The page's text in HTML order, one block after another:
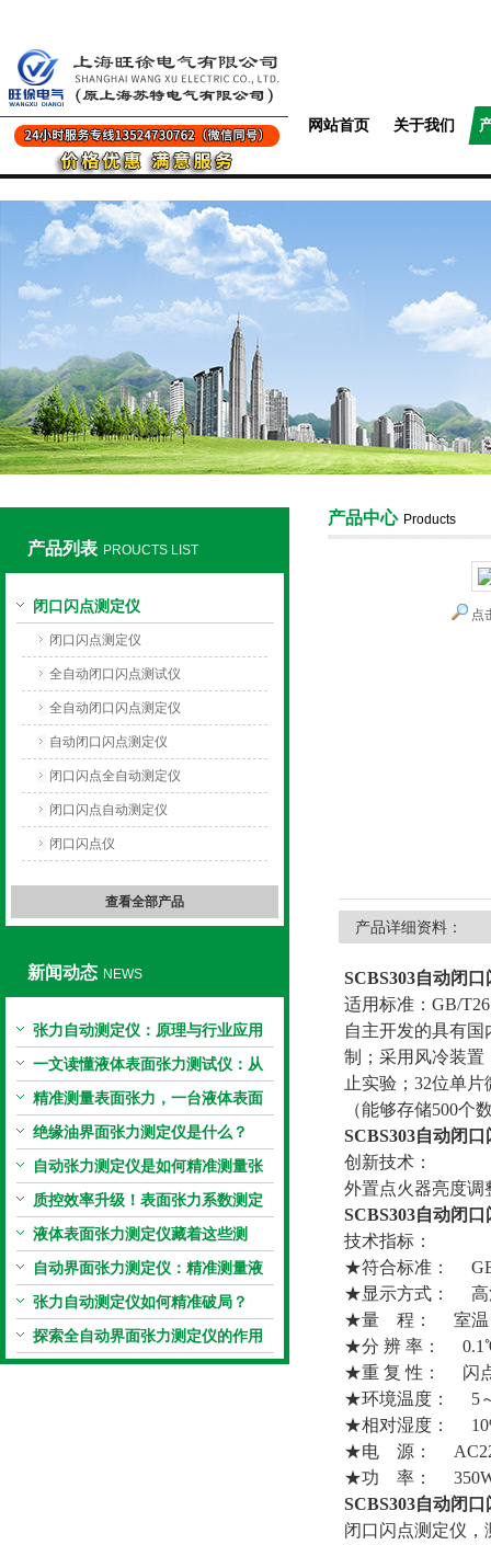
网站首页 关于我们
产品列表 PROUCTS LIST
闭口闪点测定仪
闭口闪点测定仪
全自动闭口闪点测试仪
全自动闭口闪点测定仪
自动闭口闪点测定仪
闭口闪点全自动测定仪
闭口闪点自动测定仪
闭口闪点仪
查看全部产品
新闻动态 NEWS
张力自动测定仪：原理与行业应用
解析
一文读懂液体表面张力测试仪：从
原理到应用全掌握
精准测量表面张力，一台液体表面
张力系数测量仪就够了
绝缘油界面张力测定仪是什么？
自动张力测定仪是如何精准测量张
力的？
质控效率升级！表面张力系数测定
仪真香警告
液体表面张力测定仪藏着这些测
定“小窍门”
自动界面张力测定仪：精准测量液
体界面张力的关键设备
张力自动测定仪如何精准破局？
探索全自动界面张力测定仪的作用
产品中心 Products
点
产品详细资料：
SCBS303自动闭
适用标准：GB/
自主开发的具有
制；采用风冷装置
止实验；32位单
（能够存储500个
SCBS303自动闭
创新技术：
外置点火器亮度调
SCBS303自动闭
技术指标：
★符合标准：
★显示方式： 高
★量 程： 室温
★分 辨 率：
★重 复 性： 闪
★环境温度： 5
★相对湿度：
★电 源：
★功 率：
SCBS303自动闭
闭口闪点测定仪